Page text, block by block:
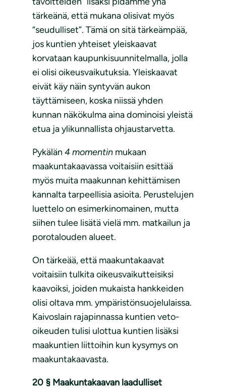
tärkeänä, että mukana olisivat myös
“seudulliset”. Tämä on sitä tärkeämpää,
jos kuntien yhteiset yleiskaavat
korvataan kaupunkisuunnitelmalla, jolla
ei olisi oikeusvaikutuksia. Yleiskaavat
eivät käy näin syntyvän aukon
täyttämiseen, koska niissä yhden
kunnan näkökulma aina dominoisi yleistä
etua ja ylikunnallista ohjaustarvetta.
Pykälän 4 momentin mukaan
maakuntakaavassa voitaisiin esittää
myös muita maakunnan kehittämisen
kannalta tarpeellisia asioita. Perustelujen
luettelo on esimerkinomainen, mutta
siihen tulee lisätä vielä mm. matkailun ja
porotalouden alueet.
On tärkeää, että maakuntakaavat
voitaisiin tulkita oikeusvaikutteisiksi
kaavoiksi, joiden mukaista hankkeiden
olisi oltava mm. ympäristönsuojelulaissa.
Kaivoslain rajapinnassa kuntien veto-
oikeuden tulisi ulottua kuntien lisäksi
maakuntien liittoihin kun kysymys on
maakuntakaavasta.
20 § Maakuntakaavan laadulliset